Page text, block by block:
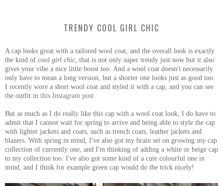
TRENDY COOL GIRL CHIC
A cap looks great with a tailored wool coat, and the overall look is exactly
the kind of cool girl chic, that is not only super trendy just now but it also
gives your vibe a nice little boost too. And a wool coat doesn't necessarily
only have to mean a long version, but a shorter one looks just as good too.
I recently wore a short wool coat and styled it with a cap, and you can see
the outfit in this Instagram post.
But as much as I do really like this cap with a wool coat look, I do have to
admit that I cannot wait for spring to arrive and being able to style the cap
with lighter jackets and coats, such as trench coats, leather jackets and
blazers. With spring in mind, I've also got my brain set on growing my cap
collection of currently one, and I'm thinking of adding a white or beige cap
to my collection too. I've also got some kind of a cute colourful one in
mind, and I think for example green cap would do the trick nicely!